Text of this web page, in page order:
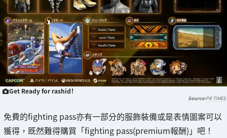
Get Ready for rashid！
PR TIMES
免費的fighting pass亦有一部分的服飾裝備或是表情圖案可以
獲得，既然難得購買「fighting pass(premium報酬)」吧！